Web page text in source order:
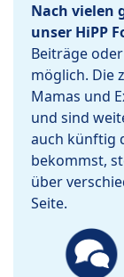
Nach vielen
unser HiPP
Beiträge
möglich. Die
Mamas und
und sind
auch künftig
bekommst,
über
Seite.